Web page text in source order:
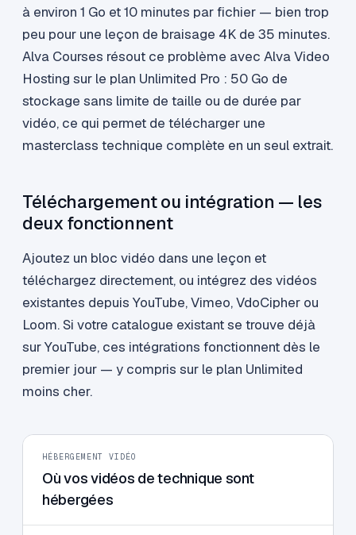
à environ 1 Go et 10 minutes par fichier — bien trop
peu pour une leçon de braisage 4K de 35 minutes.
Alva Courses résout ce problème avec Alva Video
Hosting sur le plan Unlimited Pro : 50 Go de
stockage sans limite de taille ou de durée par
vidéo, ce qui permet de télécharger une
masterclass technique complète en un seul extrait.
Téléchargement ou intégration — les
deux fonctionnent
Ajoutez un bloc vidéo dans une leçon et
téléchargez directement, ou intégrez des vidéos
existantes depuis YouTube, Vimeo, VdoCipher ou
Loom. Si votre catalogue existant se trouve déjà
sur YouTube, ces intégrations fonctionnent dès le
premier jour — y compris sur le plan Unlimited
moins cher.
HÉBERGEMENT VIDÉO
Où vos vidéos de technique sont
hébergées